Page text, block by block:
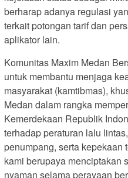
berharap adanya regulasi
terkait potongan tarif dan
aplikator lain.
Komunitas Maxim Medan
untuk membantu menjaga
masyarakat (kamtibmas),
Medan dalam rangka
Kemerdekaan Republik
terhadap peraturan lalu
penumpang, serta
kami berupaya menciptakan
nyaman selama perayaan